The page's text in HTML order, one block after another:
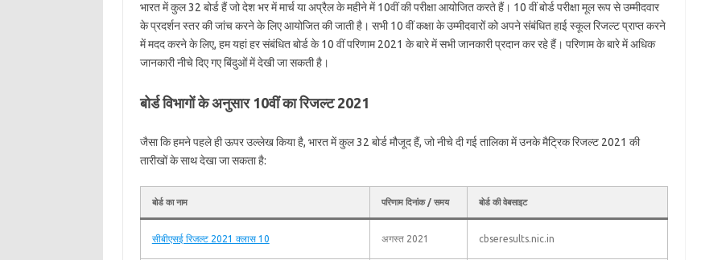
भारत में कुल 32 बोर्ड हैं जो देश भर में मार्च या अप्रैल के महीने में 10वीं की परीक्षा आयोजित करते हैं। 10 वीं बोर्ड परीक्षा मूल रूप से उम्मीदवार
के प्रदर्शन स्तर की जांच करने के लिए आयोजित की जाती है। सभी 10 वीं कक्षा के उम्मीदवारों को अपने संबंधित हाई स्कूल रिजल्ट प्राप्त करने
में मदद करने के लिए, हम यहां हर संबंधित बोर्ड के 10 वीं परिणाम 2021 के बारे में सभी जानकारी प्रदान कर रहे हैं। परिणाम के बारे में अधिक
जानकारी नीचे दिए गए बिंदुओं में देखी जा सकती है।
बोर्ड विभागों के अनुसार 10वीं का रिजल्ट 2021
जैसा कि हमने पहले ही ऊपर उल्लेख किया है, भारत में कुल 32 बोर्ड मौजूद हैं, जो नीचे दी गई तालिका में उनके मैट्रिक रिजल्ट 2021 की
तारीखों के साथ देखा जा सकता है:
बोर्ड का नाम परिणाम दिनांक / समय बोर्ड की वेबसाइट
सीबीएसई रिजल्ट 2021 क्लास 10 अगस्त 2021 cbseresults.nic.in